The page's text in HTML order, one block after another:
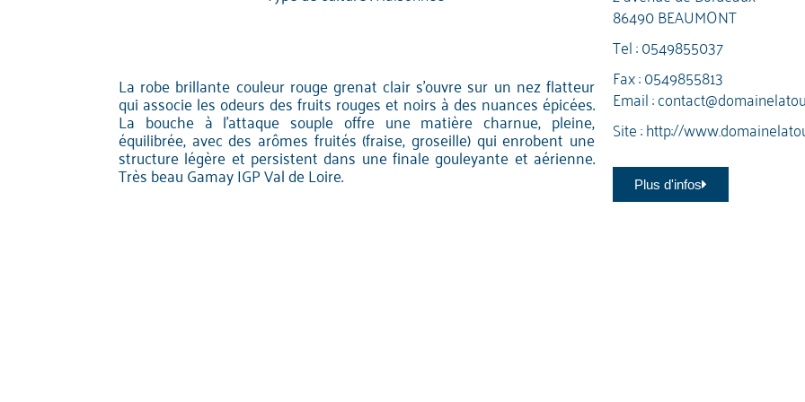
La robe brillante couleur rouge grenat clair s'ouvre sur un nez flatteur
qui associe les odeurs des fruits rouges et noirs à des nuances épicées.
La bouche à l'attaque souple offre une matière charnue, pleine,
équilibrée, avec des arômes fruités (fraise, groseille) qui enrobent une
structure légère et persistent dans une finale gouleyante et aérienne.
Très beau Gamay IGP Val de Loire.
86490 BEAUMONT
Tel :0549855037
Fax : 0549855813
Email :
Site :http://
Plus d'infos